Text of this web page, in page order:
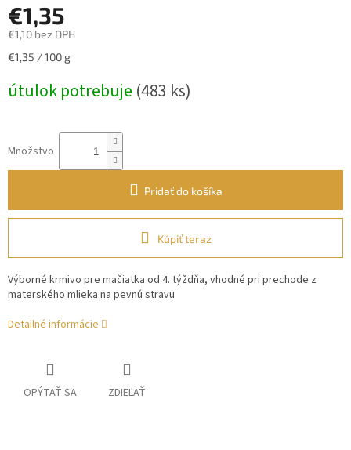
€1,35
€1,10 bez DPH
Jednotková
€1,35 / 100 g
útulok potrebuje (483 ks)
Množstvo
Pridať do košíka
Kúpiť teraz
Výborné krmivo pre mačiatka od 4. týždňa, vhodné pri prechode z
materského mlieka na pevnú stravu
Detailné informácie
OPÝTAŤ SA ZDIEĽAŤ